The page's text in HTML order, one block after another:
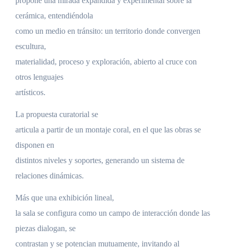
cerámica, entendiéndola
como un medio en tránsito: un territorio donde convergen
escultura,
materialidad, proceso y exploración, abierto al cruce con
otros lenguajes
artísticos.
La propuesta curatorial se
articula a partir de un montaje coral, en el que las obras se
disponen en
distintos niveles y soportes, generando un sistema de
relaciones dinámicas.
Más que una exhibición lineal,
la sala se configura como un campo de interacción donde las
piezas dialogan, se
contrastan y se potencian mutuamente, invitando al